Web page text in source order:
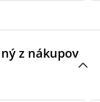
z nákupov